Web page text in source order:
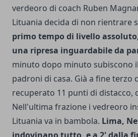
verdeoro di coach Ruben
Lituania decida di non rientrare
primo tempo di livello
una ripresa inguardabile da
minuto dopo minuto subiscono
padroni di casa. Già a fine terzo
recuperato 11 punti di distacco,
Nell'ultima frazione i vedreoro
Lituania va in bambola. Lima,